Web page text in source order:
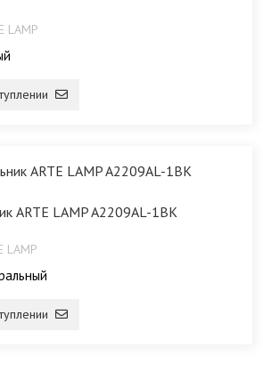
LAMP
ARTE LAMP A2209AL-1BK
LAMP